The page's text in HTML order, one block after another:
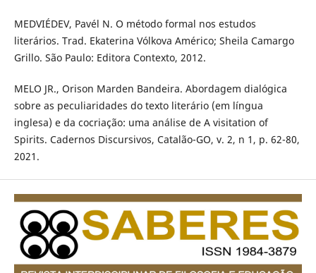
MEDVIÉDEV, Pavél N. O método formal nos estudos
literários. Trad. Ekaterina Vólkova Américo; Sheila Camargo
Grillo. São Paulo: Editora Contexto, 2012.
MELO JR., Orison Marden Bandeira. Abordagem dialógica
sobre as peculiaridades do texto literário (em língua
inglesa) e da cocriação: uma análise de A visitation of
Spirits. Cadernos Discursivos, Catalão-GO, v. 2, n 1, p. 62-80,
2021.